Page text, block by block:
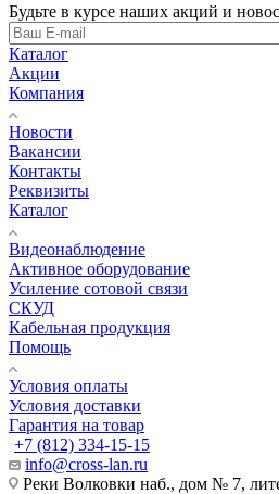
Будьте в курсе наших акций и
Каталог
Акции
Компания
Новости
Вакансии
Контакты
Реквизиты
Каталог
Видеонаблюдение
Активное оборудование
Усиление сотовой связи
СКУД
Кабельная продукция
Помощь
Условия оплаты
Условия доставки
Гарантия на товар
+7 (812) 334-15-15
info@cross-lan.ru
Реки Волковки наб., дом № 7,